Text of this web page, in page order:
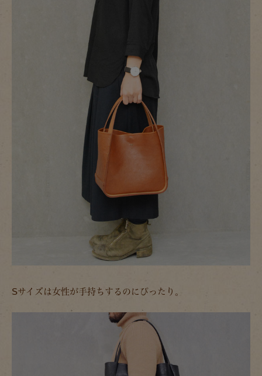
Sサイズは女性が手持ちするのにぴったり。